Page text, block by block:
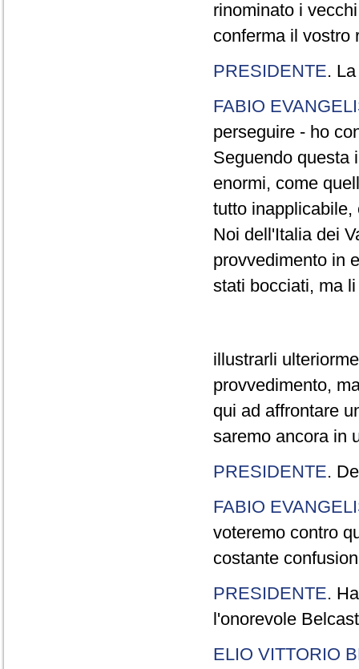
rinominato i
conferma il vostro
PRESIDENTE.
FABIO
perseguire - ho
Seguendo questa
enormi, come
tutto
Noi dell'Italia dei
provvedimento in
stati bocciati, ma
illustrarli
provvedimento,
qui ad affrontare
saremo ancora in
PRESIDENTE.
FABIO
voteremo contro
costante
PRESIDENTE.
l'onorevole
ELIO VITTORIO